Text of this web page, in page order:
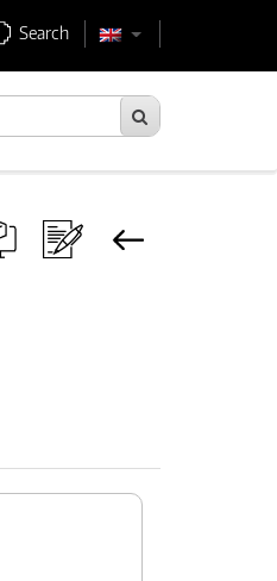
Search